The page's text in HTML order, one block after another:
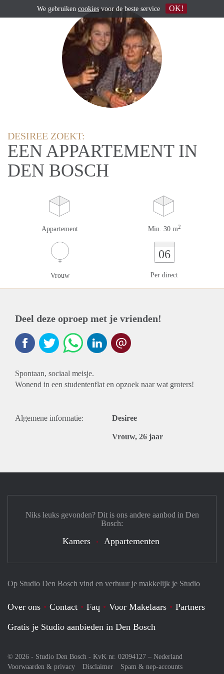
DESIREE ZOEKT:
EEN APPARTEMENT IN
DEN BOSCH
Appartement Min. 30 m2
Vrouw
06
Per direct
Deel deze oproep met je vrienden!
Spontaan, sociaal meisje.
Wonend in een studentenflat en opzoek naar wat groters!
Algemene informatie: Desiree
Vrouw, 26 jaar
Op Studio Den Bosch vind en verhuur je makkelijk je Studio
Over ons Contact Faq Voor Makelaars
Partners
Gratis je Studio aanbieden in Den Bosch
© 2026 - Studio Den Bosch - KvK nr. 02094127 – Nederland
Voorwaarden & privacy
Disclaimer
Spam & nep-accounts
Niks leuks gevonden? Dit is ons andere aanbod in Den
Bosch:
Kamers Appartementen
We gebruiken cookies voor de beste service OK!